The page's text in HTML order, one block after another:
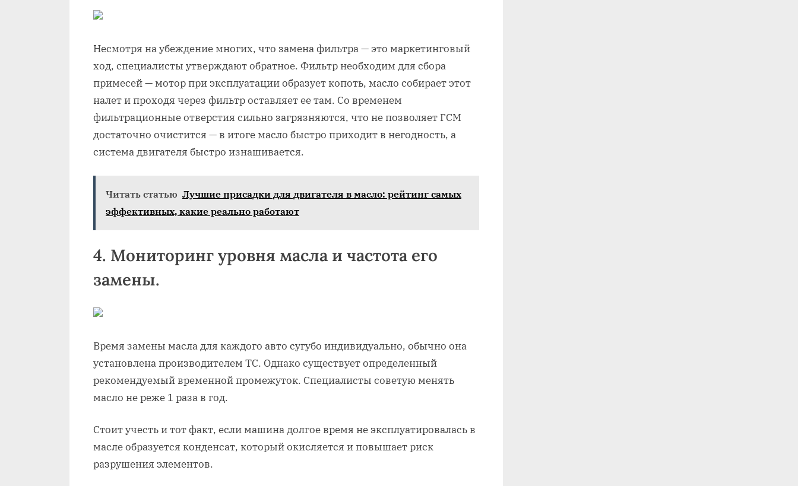
Несмотря на убеждение многих, что замена фильтра — это маркетинговый
ход, специалисты утверждают обратное. Фильтр необходим для сбора
примесей — мотор при эксплуатации образует копоть, масло собирает этот
налет и проходя через фильтр оставляет ее там. Со временем
фильтрационные отверстия сильно загрязняются, что не позволяет ГСМ
достаточно очистится — в итоге масло быстро приходит в негодность, а
система двигателя быстро изнашивается.
Читать статью Лучшие присадки для двигателя в масло: рейтинг самых
эффективных, какие реально работают
4. Мониторинг уровня масла и частота его
замены.
Время замены масла для каждого авто сугубо индивидуально, обычно она
установлена производителем ТС. Однако существует определенный
рекомендуемый временной промежуток. Специалисты советую менять
масло не реже 1 раза в год.
Стоит учесть и тот факт, если машина долгое время не эксплуатировалась в
масле образуется конденсат, который окисляется и повышает риск
разрушения элементов.